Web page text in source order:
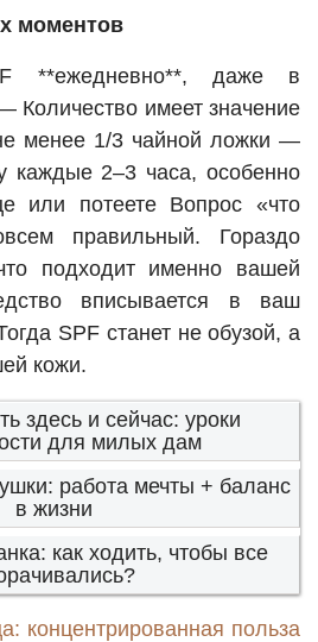
моментов
**ежедневно**, даже в
Количество имеет значение
менее 1/3 чайной ложки —
каждые 2–3 часа, особенно
или потеете Вопрос «что
правильный. Гораздо
подходит именно вашей
вписывается в ваш
SPF станет не обузой, а
кожи.
здесь и сейчас: уроки
для милых дам
работа мечты + баланс
в жизни
как ходить, чтобы все
концентрированная польза